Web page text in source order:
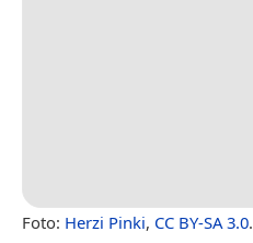
Foto: Herzi Pinki, CC BY-SA 3.0.